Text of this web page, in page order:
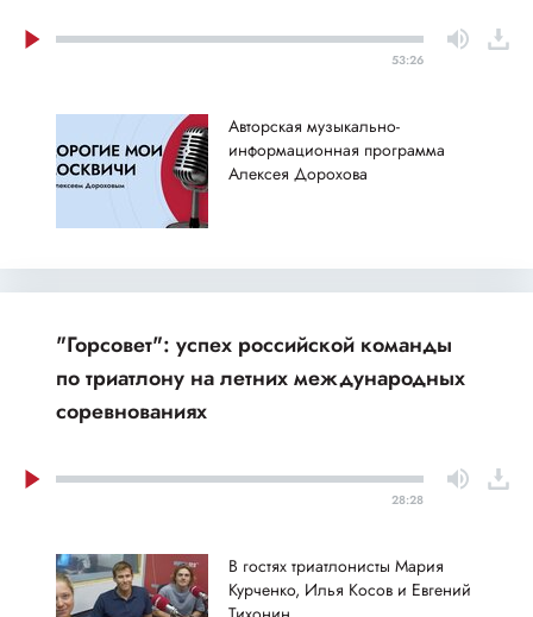
53:26
Авторская музыкально-
информационная программа
Алексея Дорохова
"Горсовет": успех российской команды
по триатлону на летних международных
соревнованиях
28:28
В гостях триатлонисты Мария
Курченко, Илья Косов и Евгений